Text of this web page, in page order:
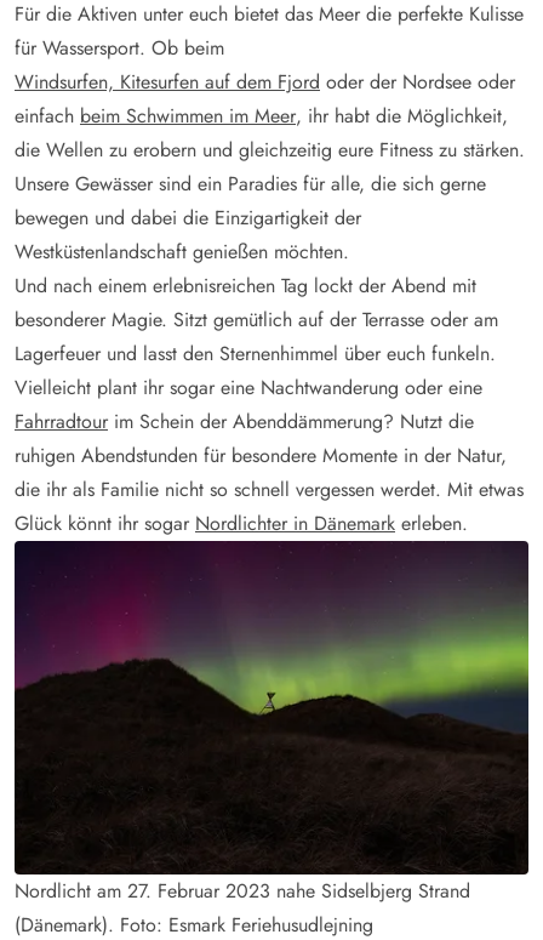
Für die Aktiven unter euch bietet das Meer die perfekte Kulisse
für Wassersport. Ob beim
Windsurfen, Kitesurfen auf dem Fjord oder der Nordsee oder
einfach beim Schwimmen im Meer, ihr habt die Möglichkeit,
die Wellen zu erobern und gleichzeitig eure Fitness zu stärken.
Unsere Gewässer sind ein Paradies für alle, die sich gerne
bewegen und dabei die Einzigartigkeit der
Westküstenlandschaft genießen möchten.
Und nach einem erlebnisreichen Tag lockt der Abend mit
besonderer Magie. Sitzt gemütlich auf der Terrasse oder am
Lagerfeuer und lasst den Sternenhimmel über euch funkeln.
Vielleicht plant ihr sogar eine Nachtwanderung oder eine
Fahrradtour im Schein der Abenddämmerung? Nutzt die
ruhigen Abendstunden für besondere Momente in der Natur,
die ihr als Familie nicht so schnell vergessen werdet. Mit etwas
Glück könnt ihr sogar Nordlichter in Dänemark erleben.
Nordlicht am 27. Februar 2023 nahe Sidselbjerg Strand
(Dänemark). Foto: Esmark Feriehusudlejning